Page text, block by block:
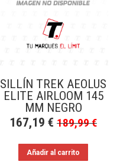
SILLÍN TREK AEOLUS
ELITE AIRLOOM 145
MM NEGRO
167,19 € 189,99€
Añadir al carrito